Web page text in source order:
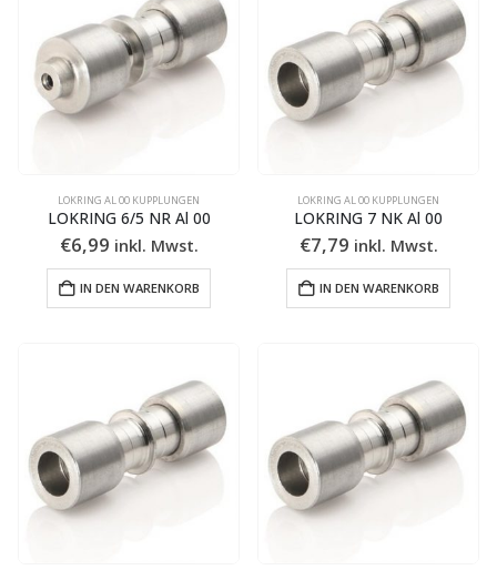
LOKRING AL 00 KUPPLUNGEN
LOKRING 6/5 NR Al 00
€6,99 inkl. Mwst.
IN DEN WARENKORB
LOKRING AL 00 KUPPLUNGEN
LOKRING 7 NK Al 00
€7,79 inkl. Mwst.
IN DEN WARENKORB